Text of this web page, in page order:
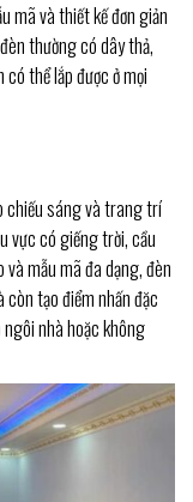
mã và thiết kế đơn giản
thường có dây thả,
thể lắp được ở mọi
chiếu sáng và trang trí
vực có giếng trời, cầu
mẫu mã đa dạng, đèn
tạo điểm nhấn đặc
nhà hoặc không